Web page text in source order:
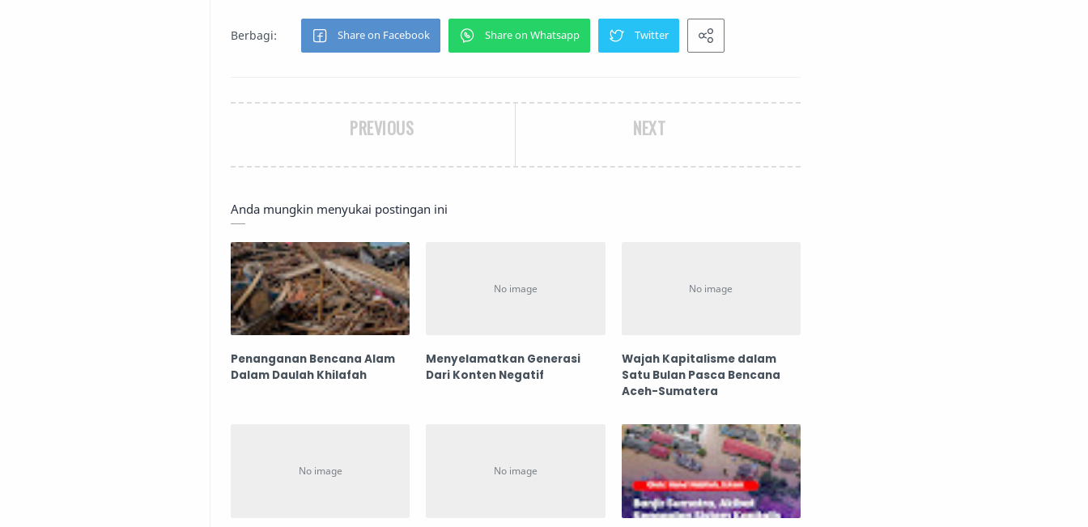
NEXT
PREVIOUS
Anda mungkin menyukai postingan ini
Penanganan Bencana Alam
Dalam Daulah Khilafah
Menyelamatkan Generasi
Dari Konten Negatif
Wajah Kapitalisme dalam
Satu Bulan Pasca Bencana
Aceh-Sumatera